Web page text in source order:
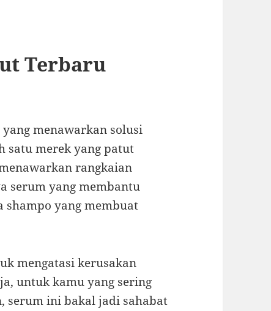
Terbaru
menawarkan solusi
satu merek yang patut
rangkaian
serum yang membantu
yang membuat
mengatasi kerusakan
untuk kamu yang sering
serum ini bakal jadi sahabat